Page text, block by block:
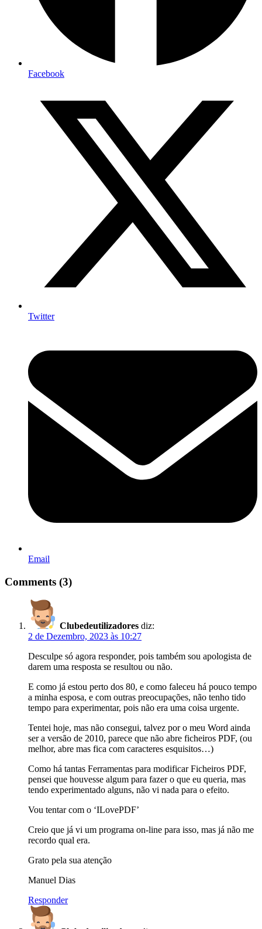
Facebook
Twitter
Email
Comments (3)
Clubedeutilizadores diz:
2 de Dezembro, 2023 às 10:27
Desculpe só agora responder, pois também sou apologista de
darem uma resposta se resultou ou não.
E como já estou perto dos 80, e como faleceu há pouco tempo
a minha esposa, e com outras preocupações, não tenho tido
tempo para experimentar, pois não era uma coisa urgente.
Tentei hoje, mas não consegui, talvez por o meu Word ainda
ser a versão de 2010, parece que não abre ficheiros PDF, (ou
melhor, abre mas fica com caracteres esquisitos…)
Como há tantas Ferramentas para modificar Ficheiros PDF,
pensei que houvesse algum para fazer o que eu queria, mas
tendo experimentado alguns, não vi nada para o efeito.
Vou tentar com o ‘ILovePDF’
Creio que já vi um programa on-line para isso, mas já não me
recordo qual era.
Grato pela sua atenção
Manuel Dias
Responder